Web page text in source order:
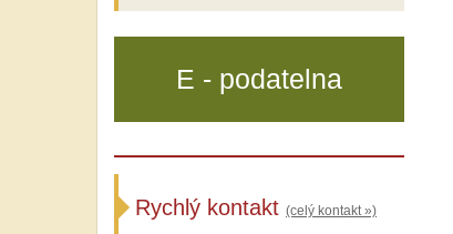
E - podatelna
Rychlý kontakt (celý kontakt »)